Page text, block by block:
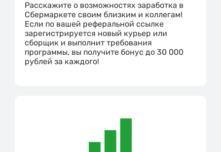
Расскажите о возможностях заработка в
Сбермаркете своим близким и коллегам!
Если по вашей реферальной ссылке
зарегистрируется новый курьер или
сборщик и выполнит требования
программы, вы получите бонус до 30 000
рублей за каждого!